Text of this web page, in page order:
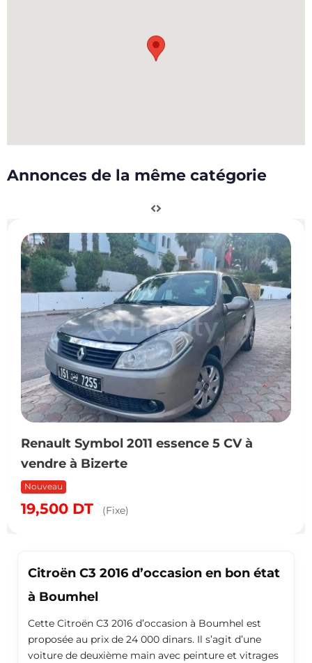
Annonces de la même catégorie
Renault Symbol 2011 essence 5 CV à
vendre à Bizerte
Nouveau
19,500 DT (Fixe)
Citroën C3 2016 d’occasion en bon état
à Boumhel
Cette Citroën C3 2016 d’occasion à Boumhel est
proposée au prix de 24 000 dinars. Il s’agit d’une
voiture de deuxième main avec peinture et vitrages